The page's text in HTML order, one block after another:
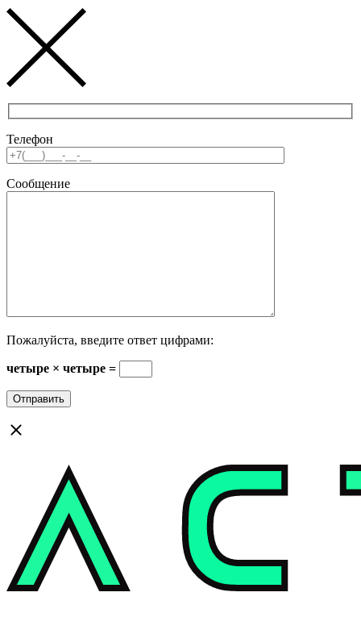
Телефон
Сообщение
Пожалуйста, введите ответ цифрами:
четыре × четыре =